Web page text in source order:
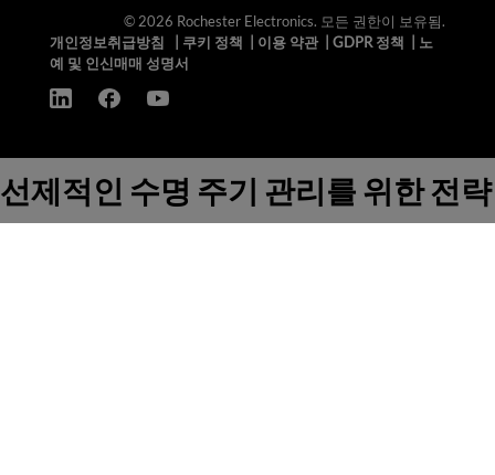
© 2026 Rochester Electronics. 모든 권한이 보유됨.
개인정보취급방침
쿠키 정책 이용 약관| GDPR 정책
노
예 및 인신매매 성명서
선제적인 수명 주기 관리를 위한 전략